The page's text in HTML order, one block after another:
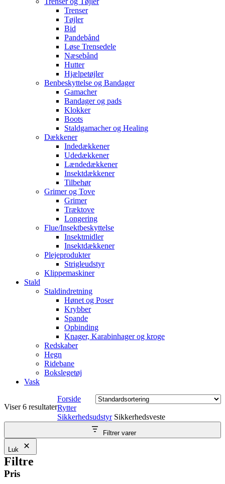
Trenser
Tøjler
Bid
Pandebånd
Løse Trensedele
Næsebånd
Hutter
Hjælpetøjler
Benbeskyttelse og Bandager
Gamacher
Bandager og pads
Klokker
Boots
Staldgamacher og Healing
Dækkener
Indedækkener
Udedækkener
Lændedækkener
Insektdækkener
Tilbehør
Grimer og Tove
Grimer
Træktove
Longering
Flue/Insektbeskyttelse
Insektmidler
Insektdækkener
Plejeprodukter
Strigleudstyr
Klippemaskiner
Stald
Staldindretning
Hønet og Poser
Krybber
Spande
Opbinding
Knager, Karabinhager og kroge
Redskaber
Hegn
Ridebane
Bokslegetøj
Vask
Viser 6 resultater
Forside
Rytter
Sikkerhedsudstyr Sikkerhedsveste
Filtrer varer
Luk
Filtre
Pris